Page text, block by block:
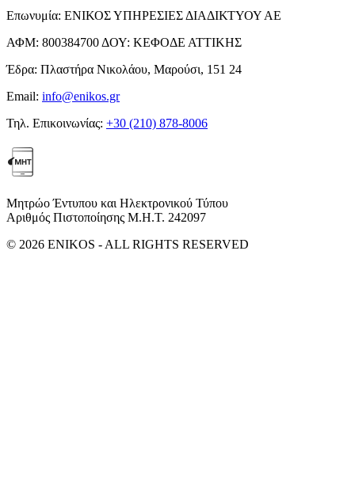
Επωνυμία: ΕΝΙΚΟΣ ΥΠΗΡΕΣΙΕΣ ΔΙΑΔΙΚΤΥΟΥ ΑΕ
ΑΦΜ: 800384700ΔΟΥ: ΚΕΦΟΔΕ ΑΤΤΙΚΗΣ
Έδρα: Πλαστήρα Νικολάου, Μαρούσι, 151 24
Email: info@enikos.gr
Τηλ. Επικοινωνίας: +30 (210) 878-8006
Μητρώο Έντυπου και Ηλεκτρονικού Τύπου
Αριθμός Πιστοποίησης Μ.Η.Τ. 242097
© 2026 ENIKOS - ALL RIGHTS RESERVED